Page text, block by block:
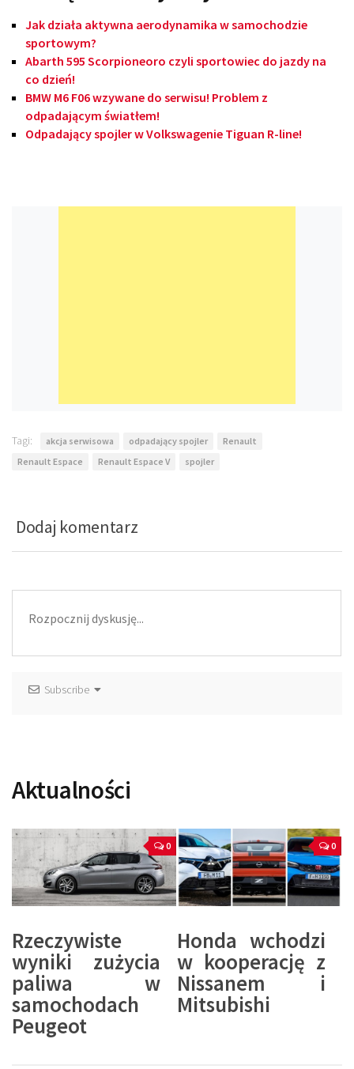
Jak działa aktywna aerodynamika w samochodzie
sportowym?
Abarth 595 Scorpioneoro czyli sportowiec do jazdy na
co dzień!
BMW M6 F06 wzywane do serwisu! Problem z
odpadającym światłem!
Odpadający spojler w Volkswagenie Tiguan R-line!
Tagi: akcja serwisowa odpadający spojler
Renault
Renault Espace
Renault Espace V spojler
Dodaj komentarz
Subscribe
Aktualności
0
Rzeczywiste
wyniki zużycia
paliwa w
samochodach
Peugeot
0
Honda wchodzi
w kooperację z
Nissanem i
Mitsubishi